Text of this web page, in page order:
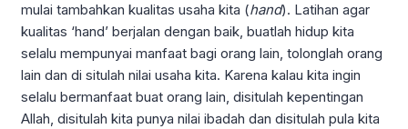
mulai tambahkan kualitas usaha kita (hand). Latihan agar
kualitas ‘hand’ berjalan dengan baik, buatlah hidup kita
selalu mempunyai manfaat bagi orang lain, tolonglah orang
lain dan di situlah nilai usaha kita. Karena kalau kita ingin
selalu bermanfaat buat orang lain, disitulah kepentingan
Allah, disitulah kita punya nilai ibadah dan disitulah pula kita